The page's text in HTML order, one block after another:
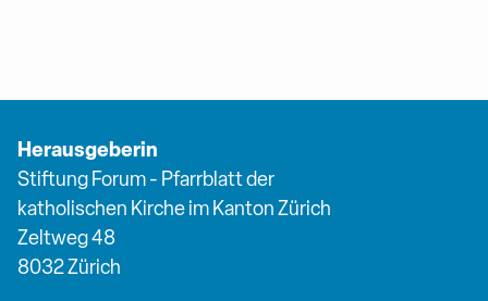
Herausgeberin
Stiftung Forum - Pfarrblatt der
katholischen Kirche im Kanton Zürich
Zeltweg 48
8032 Zürich